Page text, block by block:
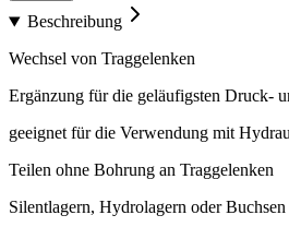
Beschreibung
Wechsel von Traggelenken
Ergänzung für die geläufigsten Druck-
geeignet für die Verwendung mit
Teilen ohne Bohrung an Traggelenken
Silentlagern, Hydrolagern oder Buchsen